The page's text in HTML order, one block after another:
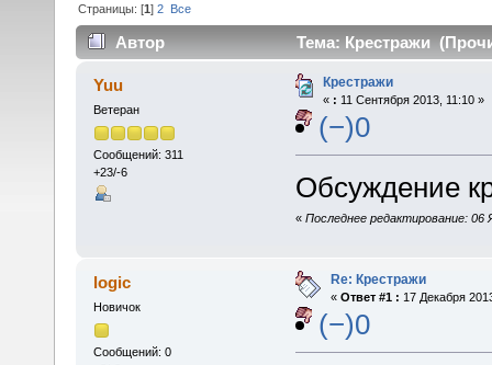
Страницы: [1]2 Все
Автор Тема: Крестражи
Yuu
Ветеран
Сообщений: 311
+23/-6
Крестражи
« : 11 Сентября 2013, 11:10 »
(−)0
Обсуждение
« Последнее редактирование: 06
logic
Новичок
Сообщений: 0
Re: Крестражи
« Ответ #1 : 17 Декабря
(−)0